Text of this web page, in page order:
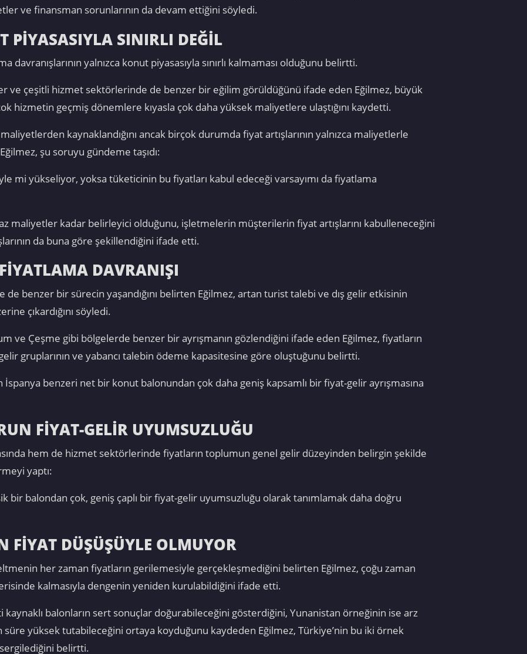
ve finansman sorunlarının da devam ettiğini söyledi.
PİYASASIYLA SINIRLI DEĞİL
davranışlarının yalnızca konut piyasasıyla sınırlı kalmaması olduğunu belirtti.
ve çeşitli hizmet sektörlerinde de benzer bir eğilim görüldüğünü ifade eden Eğilmez, büyük
hizmetin geçmiş dönemlere kıyasla çok daha yüksek maliyetlere ulaştığını kaydetti.
kaynaklandığını ancak birçok durumda fiyat artışlarının yalnızca maliyetlerle
şu soruyu gündeme taşıdı:
mi yükseliyor, yoksa tüketicinin bu fiyatları kabul edeceği varsayımı da fiyatlama
maliyetler kadar belirleyici olduğunu, işletmelerin müşterilerin fiyat artışlarını kabulleneceğini
da buna göre şekillendiğini ifade etti.
DAVRANIŞI
de benzer bir sürecin yaşandığını belirten Eğilmez, artan turist talebi ve dış gelir etkisinin
çıkardığını söyledi.
ve Çeşme gibi bölgelerde benzer bir ayrışmanın gözlendiğini ifade eden Eğilmez, fiyatların
gruplarının ve yabancı talebin ödeme kapasitesine göre oluştuğunu belirtti.
benzeri net bir konut balonundan çok daha geniş kapsamlı bir fiyat-gelir ayrışmasına
FİYAT-GELİR UYUMSUZLUĞU
hem de hizmet sektörlerinde fiyatların toplumun genel gelir düzeyinden belirgin şekilde
yaptı:
bir balondan çok, geniş çaplı bir fiyat-gelir uyumsuzluğu olarak tanımlamak daha doğru
FİYAT DÜŞÜŞÜYLE OLMUYOR
her zaman fiyatların gerilemesiyle gerçekleşmediğini belirten Eğilmez, çoğu zaman
kalmasıyla dengenin yeniden kurulabildiğini ifade etti.
balonların sert sonuçlar doğurabileceğini gösterdiğini, Yunanistan örneğinin ise arz
süre yüksek tutabileceğini ortaya koyduğunu kaydeden Eğilmez, Türkiye’nin bu iki örnek
belirtti.